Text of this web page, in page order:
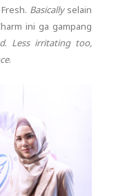
Basicallyselain
ini ga gampang
. Less irritating too,
.